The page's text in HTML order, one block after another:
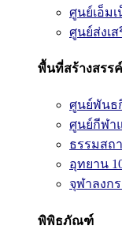
ศูนย์เอ็มเ
ศูนย์ส่งเ
พื้นที่สร้างสรรค์
ศูนย์พันธ
ศูนย์กีฬา
ธรรมสถ
อุทยาน
จุฬาลงก
พิพิธภัณฑ์